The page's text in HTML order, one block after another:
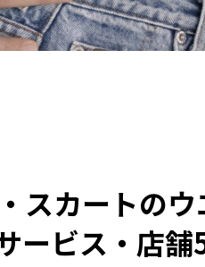
スカートの
ービス・店舗